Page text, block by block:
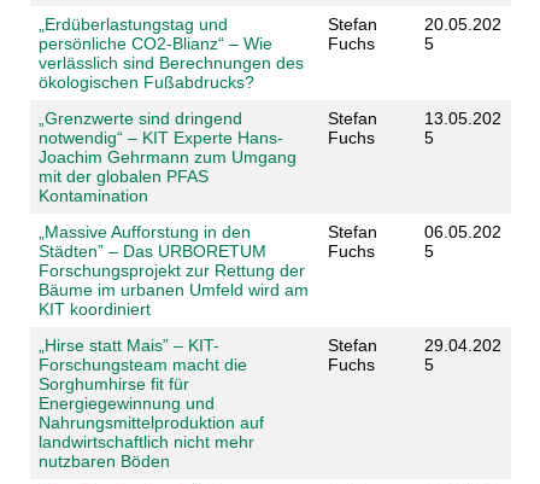
„Erdüberlastungstag und
persönliche CO2-Blianz“ – Wie
verlässlich sind Berechnungen des
ökologischen Fußabdrucks?
Stefan
Fuchs
20.05.202
5
„Grenzwerte sind dringend
notwendig“ – KIT Experte Hans-
Joachim Gehrmann zum Umgang
mit der globalen PFAS
Kontamination
Stefan
Fuchs
13.05.202
5
„Massive Aufforstung in den
Städten” – Das URBORETUM
Forschungsprojekt zur Rettung der
Bäume im urbanen Umfeld wird am
KIT koordiniert
Stefan
Fuchs
06.05.202
5
„Hirse statt Mais” – KIT-
Forschungsteam macht die
Sorghumhirse fit für
Energiegewinnung und
Nahrungsmittelproduktion auf
landwirtschaftlich nicht mehr
nutzbaren Böden
Stefan
Fuchs
29.04.202
5